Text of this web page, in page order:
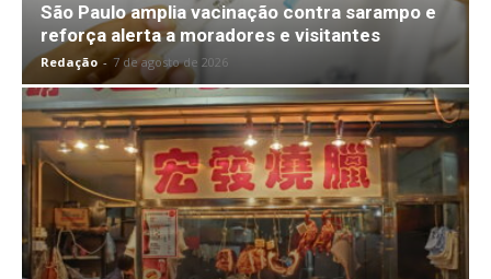
São Paulo amplia vacinação contra sarampo e
reforça alerta a moradores e visitantes
Redação - 7 de agosto de 2026